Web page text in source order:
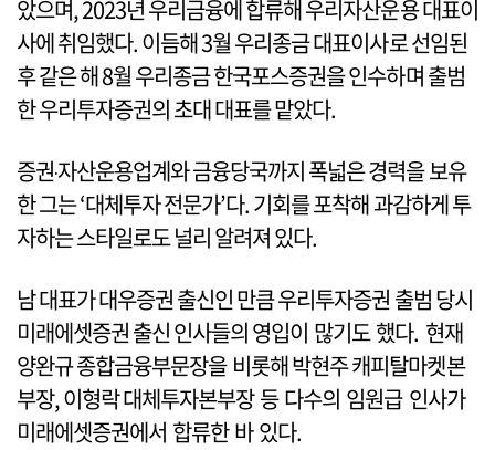
았으며, 2023년 우리금융에 합류해 우리자산운용 대표이
사에 취임했다. 이듬해 3월 우리종금 대표이사로 선임된
후 같은 해 8월 우리종금 한국포스증권을 인수하며 출범
한 우리투자증권의 초대 대표를 맡았다.
증권‧자산운용업계와 금융당국까지 폭넓은 경력을 보유
한 그는 ‘대체투자 전문가’다. 기회를 포착해 과감하게 투
자하는 스타일로도 널리 알려져 있다.
남 대표가 대우증권 출신인 만큼 우리투자증권 출범 당시
미래에셋증권 출신 인사들의 영입이 많기도 했다. 현재
양완규 종합금융부문장을 비롯해 박현주 캐피탈마켓본
부장, 이형락 대체투자본부장 등 다수의 임원급 인사가
미래에셋증권에서 합류한 바 있다.